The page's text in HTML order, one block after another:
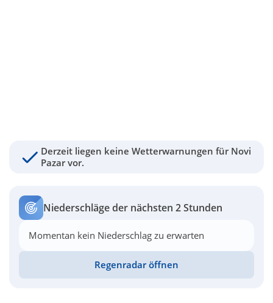
Derzeit liegen keine Wetterwarnungen für Novi
Pazar vor.
Niederschläge der nächsten 2 Stunden
Momentan kein Niederschlag zu erwarten
Regenradar öffnen